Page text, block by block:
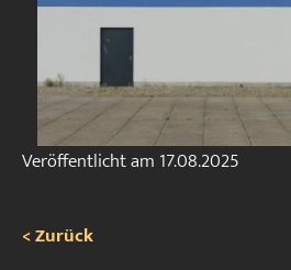
Veröffentlicht am 17.08.2025
< Zurück